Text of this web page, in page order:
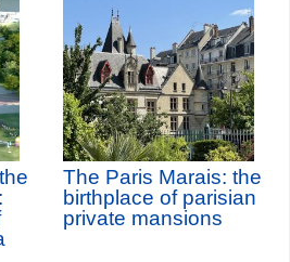
The Paris Marais: the
birthplace of parisian
private mansions